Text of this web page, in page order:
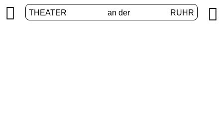
THEATER an der RUHR
 